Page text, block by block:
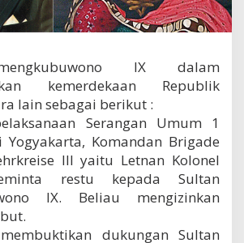
n
g
B
u
o
n
o
I
X
u
u
IX dalam
kemerdekaan Republik
lain sebagai berikut :
Serangan Umum 1
Komandan Brigade
III yaitu Letnan Kolonel
restu kepada Sultan
IX. Beliau mengizinkan
dukungan Sultan